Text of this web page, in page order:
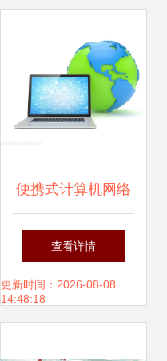
便携式计算机网络
与地球网络科技的
融合与展望
查看详情
更新时间：2026-08-08
14:48:18